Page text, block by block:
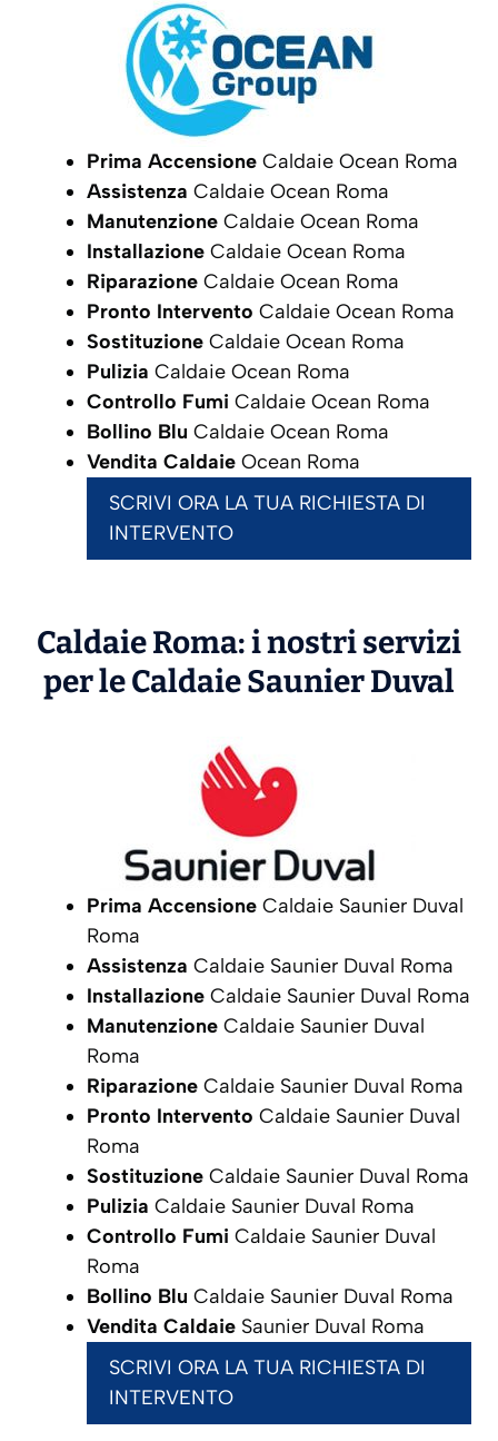
Prima Accensione Caldaie Ocean Roma
Assistenza Caldaie Ocean Roma
Manutenzione Caldaie Ocean Roma
Installazione Caldaie Ocean Roma
Riparazione Caldaie Ocean Roma
Pronto Intervento Caldaie Ocean Roma
Sostituzione Caldaie Ocean Roma
Pulizia Caldaie Ocean Roma
Controllo Fumi Caldaie Ocean Roma
Bollino Blu Caldaie Ocean Roma
Vendita Caldaie Ocean Roma
SCRIVI ORA LA TUA RICHIESTA DI
INTERVENTO
Caldaie Roma: i nostri servizi
per le CaldaieSaunier Duval
Prima Accensione Caldaie Saunier Duval
Roma
Assistenza Caldaie Saunier Duval Roma
Installazione Caldaie Saunier Duval Roma
Manutenzione Caldaie Saunier Duval
Roma
Riparazione Caldaie Saunier Duval Roma
Pronto Intervento Caldaie Saunier Duval
Roma
Sostituzione Caldaie Saunier Duval Roma
Pulizia Caldaie Saunier Duval Roma
Controllo Fumi Caldaie Saunier Duval
Roma
Bollino Blu Caldaie Saunier Duval Roma
Vendita Caldaie Saunier Duval Roma
SCRIVI ORA LA TUA RICHIESTA DI
INTERVENTO